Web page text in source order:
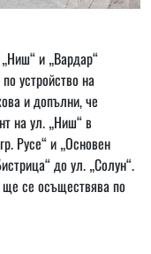
и „Вардар“
устройство на
и допълни, че
на ул. „Ниш“ в
Русе“ и „Основен
до ул. „Солун“.
се осъществява по